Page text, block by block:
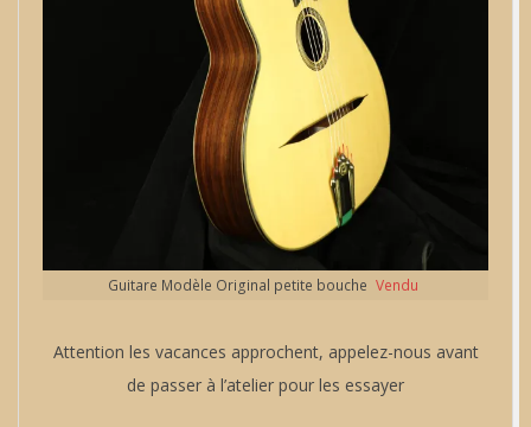
Guitare Modèle Original petite bouche Vendu
Attention les vacances approchent, appelez-nous avant
de passer à l’atelier pour les essayer